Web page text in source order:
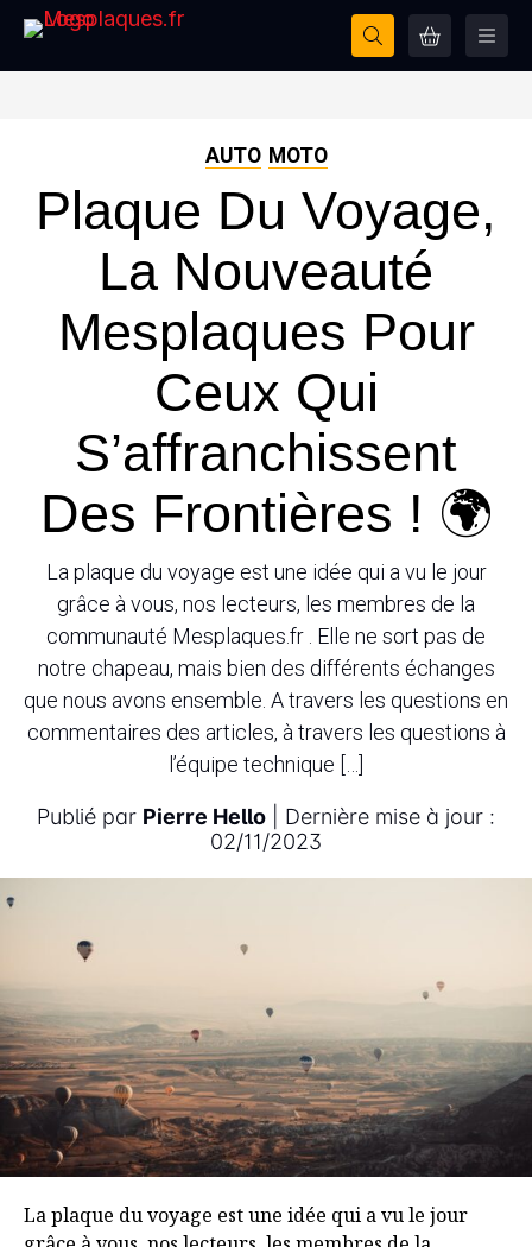
AUTO MOTO
Plaque Du Voyage,
La Nouveauté
Mesplaques Pour
Ceux Qui
S’affranchissent
Des Frontières ! 🌍
La plaque du voyage est une idée qui a vu le jour
grâce à vous, nos lecteurs, les membres de la
communauté Mesplaques.fr . Elle ne sort pas de
notre chapeau, mais bien des différents échanges
que nous avons ensemble. A travers les questions en
commentaires des articles, à travers les questions à
l’équipe technique […]
Publié par Pierre Hello | Dernière mise à jour :
02/11/2023
La plaque du voyage est une idée qui a vu le jour